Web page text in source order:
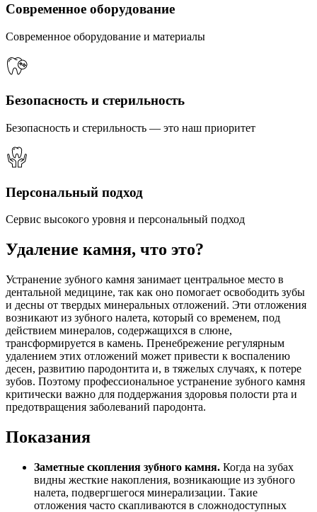
Современное оборудование
Современное оборудование и материалы
Безопасность и стерильность
Безопасность и стерильность — это наш приоритет
Персональный подход
Сервис высокого уровня и персональный подход
Удаление камня, что это?
Устранение зубного камня занимает центральное место в
дентальной медицине, так как оно помогает освободить зубы
и десны от твердых минеральных отложений. Эти отложения
возникают из зубного налета, который со временем, под
действием минералов, содержащихся в слюне,
трансформируется в камень. Пренебрежение регулярным
удалением этих отложений может привести к воспалению
десен, развитию пародонтита и, в тяжелых случаях, к потере
зубов. Поэтому профессиональное устранение зубного камня
критически важно для поддержания здоровья полости рта и
предотвращения заболеваний пародонта.
Показания
Заметные скопления зубного камня. Когда на зубах
видны жесткие накопления, возникающие из зубного
налета, подвергшегося минерализации. Такие
отложения часто скапливаются в сложнодоступных